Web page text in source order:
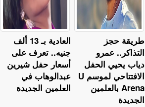
العادية بـ 13 ألف
جنيه.. تعرف على
أسعار حفل شيرين
عبدالوهاب في
العلمين الجديدة
طريقة حجز
التذاكر.. عمرو
دياب يحيي الحفل
الافتتاحي لموسم U
Arena بالعلمين
الجديدة